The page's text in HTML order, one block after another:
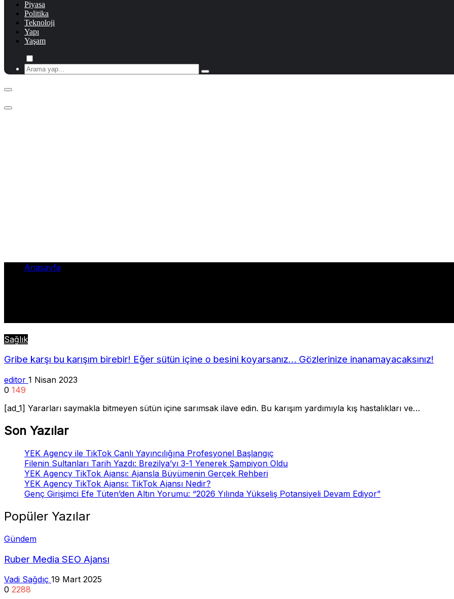
Piyasa
Politika
Teknoloji
Yapı
Yaşam
Anasayfa
Sağlık
Gribe karşı bu karışım birebir! Eğer sütün içine o besini koyarsanız… Gözlerinize inanamayacaksınız!
editor 1 Nisan 2023
0 149
[ad_1] Yararları saymakla bitmeyen sütün içine sarımsak ilave edin. Bu karışım yardımıyla kış hastalıkları ve…
Son Yazılar
YEK Agency ile TikTok Canlı Yayıncılığına Profesyonel Başlangıç
Filenin Sultanları Tarih Yazdı: Brezilya’yı 3-1 Yenerek Şampiyon Oldu
YEK Agency TikTok Ajansı: Ajansla Büyümenin Gerçek Rehberi
YEK Agency TikTok Ajansı: TikTok Ajansı Nedir?
Genç Girişimci Efe Tüten’den Altın Yorumu: “2026 Yılında Yükseliş Potansiyeli Devam Ediyor”
Popüler Yazılar
Gündem
Ruber Media SEO Ajansı
Vadi Sağdıç 19 Mart 2025
0 2288